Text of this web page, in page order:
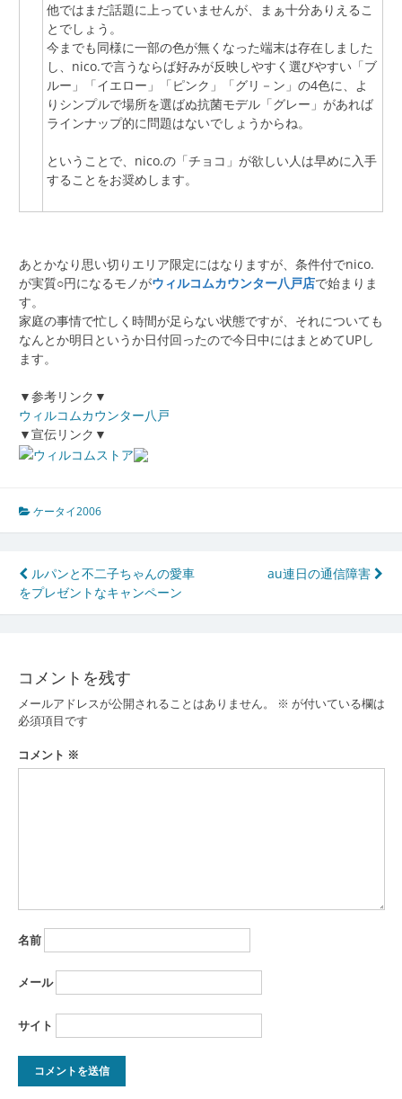
他ではまだ話題に上っていませんが、まぁ十分ありえるこ
とでしょう。
今までも同様に一部の色が無くなった端末は存在しました
し、nico.で言うならば好みが反映しやすく選びやすい「ブ
ルー」「イエロー」「ピンク」「グリ－ン」の4色に、よ
りシンプルで場所を選ばぬ抗菌モデル「グレー」があれば
ラインナップ的に問題はないでしょうからね。
ということで、nico.の「チョコ」が欲しい人は早めに入手
することをお奨めします。
あとかなり思い切りエリア限定にはなりますが、条件付でnico.
が実質○円になるモノがウィルコムカウンター八戸店で始まりま
す。
家庭の事情で忙しく時間が足らない状態ですが、それについても
なんとか明日というか日付回ったので今日中にはまとめてUPし
ます。
▼参考リンク▼
ウィルコムカウンター八戸
▼宣伝リンク▼
ケータイ2006
投
稿
ビ
ゲ
ー
シ
ルパンと不二子ちゃんの愛車
をプレゼントなキャンペーン
au連日の通信障害
コメントを残す
メールアドレスが公開されることはありません。 ※ が付いている欄は
必須項目です
コメント ※
名前
メール
サイト